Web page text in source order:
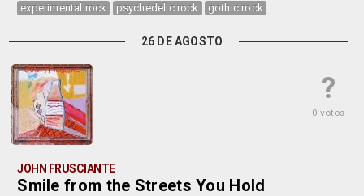
experimental rock psychedelic rock gothic rock
26 DE AGOSTO
?
0 votos
JOHN FRUSCIANTE
Smile from the Streets You Hold